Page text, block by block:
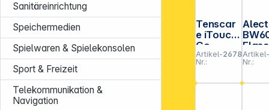
Sanitäreinrichtung
Speichermedien
Spielwaren & Spielekonsolen
Sport & Freizeit
Telekommunikation &
Navigation
Tenscar
e iTouch
Go
Wireless
Pelvic
Exerciser
Artikel-
Nr.:
267831
weiß
Artikel-
Nr.: